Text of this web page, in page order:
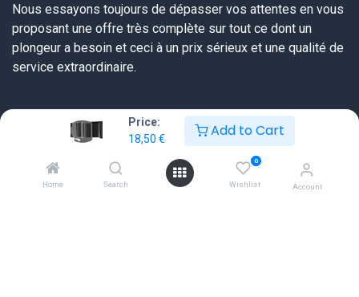
Price:
18,50 € Add to Cart
Home Search
0
Wishlist Account
Nous essayons toujours de dépasser vos attentes en vous
proposant une offre très complète sur tout ce dont un
plongeur a besoin et ceci à un prix sérieux et une qualité de
service extraordinaire.
Liens utiles
Tableaux des tailles